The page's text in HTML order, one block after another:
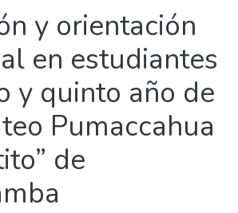
y orientación
en estudiantes
y quinto año de
Pumaccahua
de